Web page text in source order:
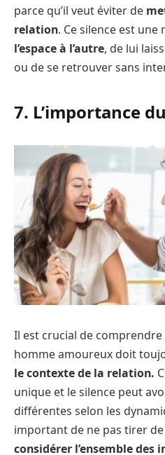
parce qu’il veut éviter de
relation. Ce silence est une
l’espace à l’autre, de lui
ou de se retrouver sans
7. L’importance
Il est crucial de comprendre
homme amoureux doit
le contexte de la relation.
unique et le silence peut
différentes selon les
important de ne pas tirer
considérer l’ensemble des